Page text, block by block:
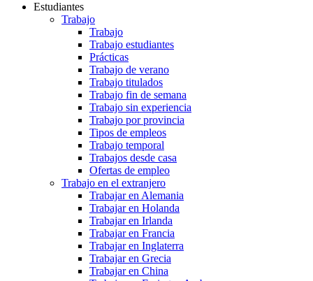
Estudiantes
Trabajo
Trabajo
Trabajo estudiantes
Prácticas
Trabajo de verano
Trabajo titulados
Trabajo fin de semana
Trabajo sin experiencia
Trabajo por provincia
Tipos de empleos
Trabajo temporal
Trabajos desde casa
Ofertas de empleo
Trabajo en el extranjero
Trabajar en Alemania
Trabajar en Holanda
Trabajar en Irlanda
Trabajar en Francia
Trabajar en Inglaterra
Trabajar en Grecia
Trabajar en China